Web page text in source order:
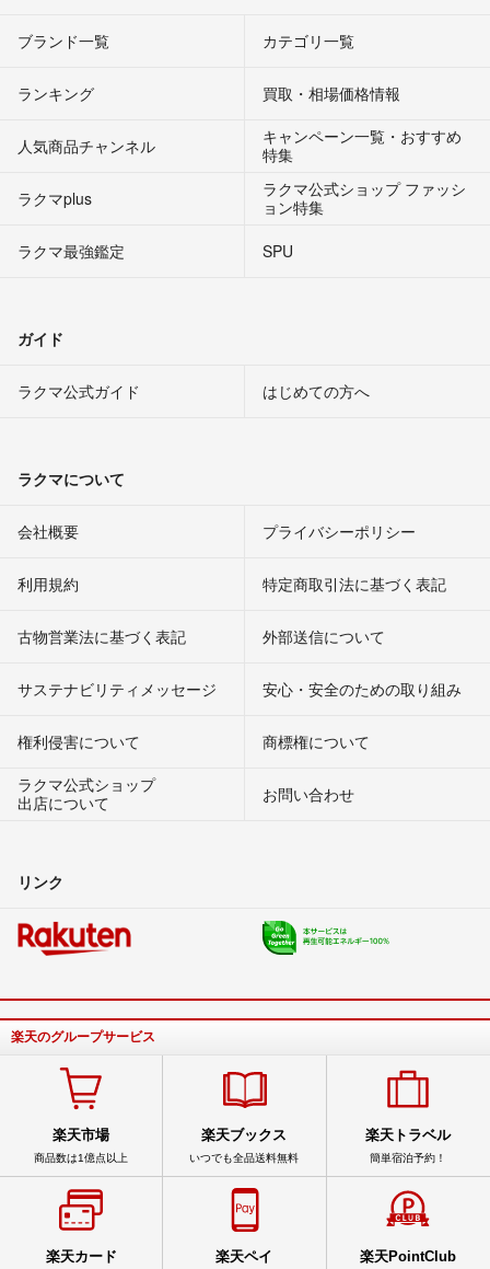
ブランド一覧 カテゴリ一覧
ランキング 買取・相場価格情報
人気商品チャンネル
キャンペーン一覧・おすすめ
特集
ラクマplus
ラクマ公式ショップ ファッシ
ョン特集
ラクマ最強鑑定
SPU
ガイド
ラクマ公式ガイド はじめての方へ
ラクマについて
会社概要 プライバシーポリシー
利用規約 特定商取引法に基づく表記
古物営業法に基づく表記 外部送信について
サステナビリティメッセージ 安心・安全のための取り組み
権利侵害について
商標権について
ラクマ公式ショップ
出店について
お問い合わせ
リンク
楽天のグループサービス
楽天市場
商品数は1億点以上
楽天ブックス
いつでも全品送料無料
楽天トラベル
簡単宿泊予約！
楽天カード 楽天ペイ 楽天PointClub